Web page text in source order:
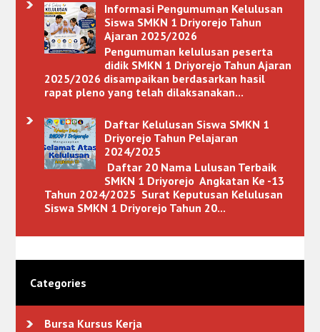
Informasi Pengumuman Kelulusan
Siswa SMKN 1 Driyorejo Tahun
Ajaran 2025/2026
Pengumuman kelulusan peserta
didik SMKN 1 Driyorejo Tahun Ajaran
2025/2026 disampaikan berdasarkan hasil
rapat pleno yang telah dilaksanakan...
Daftar Kelulusan Siswa SMKN 1
Driyorejo Tahun Pelajaran
2024/2025
Daftar 20 Nama Lulusan Terbaik
SMKN 1 Driyorejo Angkatan Ke -13
Tahun 2024/2025 Surat Keputusan Kelulusan
Siswa SMKN 1 Driyorejo Tahun 20...
Categories
Bursa Kursus Kerja